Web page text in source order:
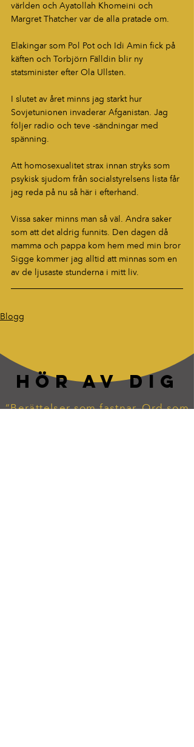
världen och Ayatollah Khomeini och
Margret Thatcher var de alla pratade om.
Elakingar som Pol Pot och Idi Amin fick på
käften och Torbjörn Fälldin blir ny
statsminister efter Ola Ullsten.
I slutet av året minns jag starkt hur
Sovjetunionen invaderar Afganistan. Jag
följer radio och teve -sändningar med
spänning.
Att homosexualitet strax innan stryks som
psykisk sjudom från socialstyrelsens lista får
jag reda på nu så här i efterhand.
Vissa saker minns man så väl. Andra saker
som att det aldrig funnits. Den dagen då
mamma och pappa kom hem med min bror
Sigge kommer jag alltid att minnas som en
av de ljusaste stunderna i mitt liv.
Blogg
HÖR AV DIG
“Berättelser som fastnar. Ord som